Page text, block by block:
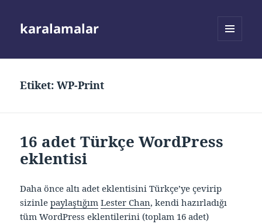
karalamalar
Etiket:WP-Print
16 adet Türkçe WordPress
eklentisi
Daha önce altı adet eklentisini Türkçe’ye çevirip
sizinlepaylaştığım Lester Chan, kendi hazırladığı
tüm WordPress eklentilerini (toplam 16 adet)